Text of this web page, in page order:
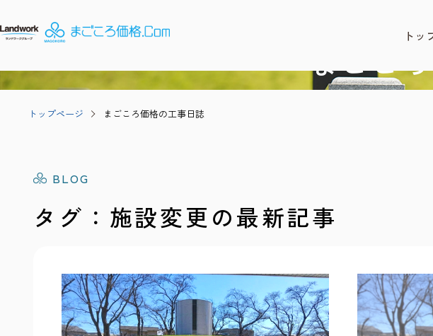
まご トッ
まごこ
トップページ まごころ価格の工事日誌
BLOG
タグ：施設変更の最新記事